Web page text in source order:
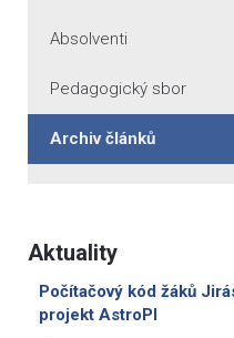
Absolventi
Pedagogický sbor
Archiv článků
Aktuality
Počítačový kód žáků
projekt AstroPI